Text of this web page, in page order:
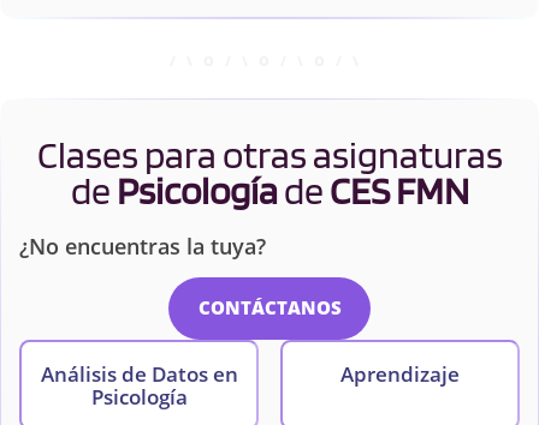
Clases para otras asignaturas
de PsicologíadeCES FMN
¿No encuentras la tuya?
CONTÁCTANOS
Análisis de Datos en
Psicología
Aprendizaje